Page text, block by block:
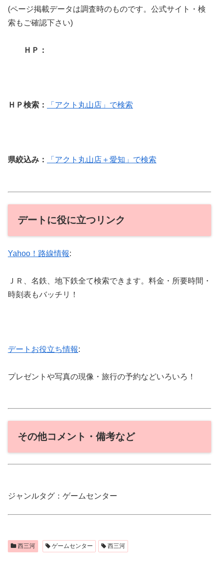
(ページ掲載データは調査時のものです。公式サイト・検
索もご確認下さい)
ＨＰ：
ＨＰ検索： 「アクト丸山店」で検索
県絞込み： 「アクト丸山店＋愛知」で検索
デートに役に立つリンク
Yahoo！路線情報:
ＪＲ、名鉄、地下鉄全て検索できます。料金・所要時間・
時刻表もバッチリ！
デートお役立ち情報:
プレゼントや写真の現像・旅行の予約などいろいろ！
その他コメント・備考など
ジャンルタグ：ゲームセンター
西三河 ゲームセンター 西三河